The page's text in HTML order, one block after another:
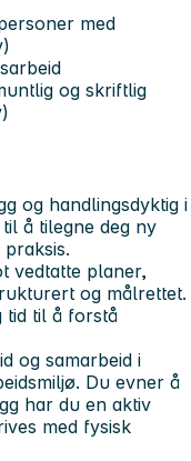
med
og skriftlig
og handlingsdyktig i
å tilegne deg ny
vedtatte planer,
og målrettet.
tid til å forstå
og samarbeid i
Du evner å
har du en aktiv
med fysisk